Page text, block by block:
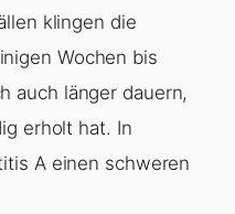
klingen die
Wochen bis
auch länger dauern,
erholt hat. In
A einen schweren